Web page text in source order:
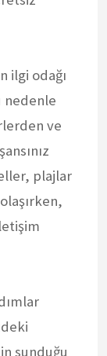
ilgi odağı
nedenle
ve
plajlar
sunduğu